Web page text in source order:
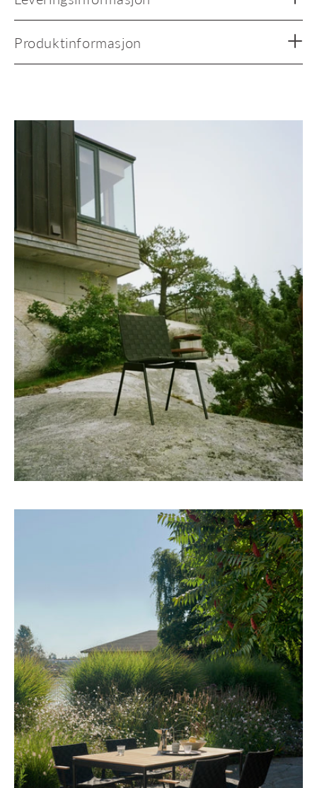
Produktinformasjon